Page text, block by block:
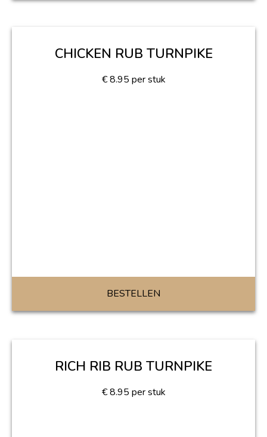
CHICKEN RUB TURNPIKE
€ 8.95 per stuk
BESTELLEN
RICH RIB RUB TURNPIKE
€ 8.95 per stuk